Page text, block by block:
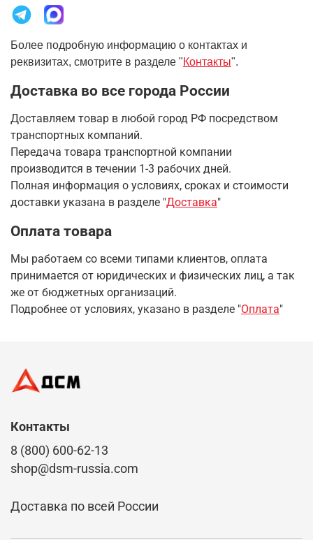
Более подробную информацию о контактах и
реквизитах, смотрите в разделе "Контакты".
Доставка во все города России
Доставляем товар в любой город РФ посредством
транспортных компаний.
Передача товара транспортной компании
производится в течении 1-3 рабочих дней.
Полная информация о условиях, сроках и стоимости
доставки указана в разделе "Доставка"
Оплата товара
Мы работаем со всеми типами клиентов, оплата
принимается от юридических и физических лиц, а так
же от бюджетных организаций.
Подробнее от условиях, указано в разделе "Оплата"
Контакты
8 (800) 600-62-13
shop@dsm-russia.com
Доставка по всей России